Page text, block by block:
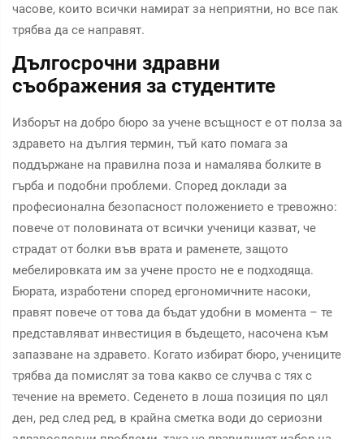
часове, които всички намират за неприятни, но все пак
трябва да се направят.
Дългосрочни здравни
съображения за студентите
Изборът на добро бюро за учене всъщност е от полза за
здравето на дългия термин, тъй като помага за
поддържане на правилна поза и намалява болките в
гърба и подобни проблеми. Според доклади за
професионална безопасност положението е тревожно:
повече от половината от всички ученици казват, че
страдат от болки във врата и раменете, защото
мебелировката им за учене просто не е подходяща.
Бюрата, изработени според ергономичните насоки,
правят повече от това да бъдат удобни в момента – те
представляват инвестиция в бъдещето, насочена към
запазване на здравето. Когато избират бюро, учениците
трябва да помислят за това какво се случва с тях с
течение на времето. Седенето в лоша позиция по цял
ден, ред след ред, в крайна сметка води до сериозни